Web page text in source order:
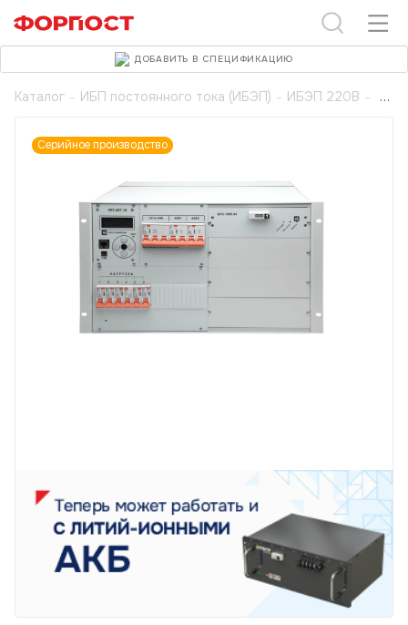
Каталог - ИБП постоянного тока (ИБЭП) - ИБЭП 220В -
Серийное производство
ДОБАВИТЬ В СПЕЦИФИКАЦИЮ